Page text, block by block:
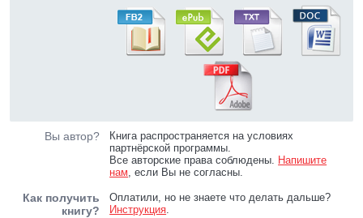
Вы автор?
Книга распространяется на условиях
партнёрской программы.
Все авторские права соблюдены. Напишите
нам, если Вы не согласны.
Как получить
книгу?
Оплатили, но не знаете что делать дальше?
Инструкция.